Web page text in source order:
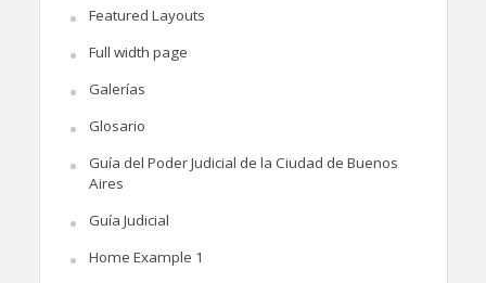
Featured Layouts
Full width page
Galerías
Glosario
Guía del Poder Judicial de la Ciudad de Buenos
Aires
Guía Judicial
Home Example 1